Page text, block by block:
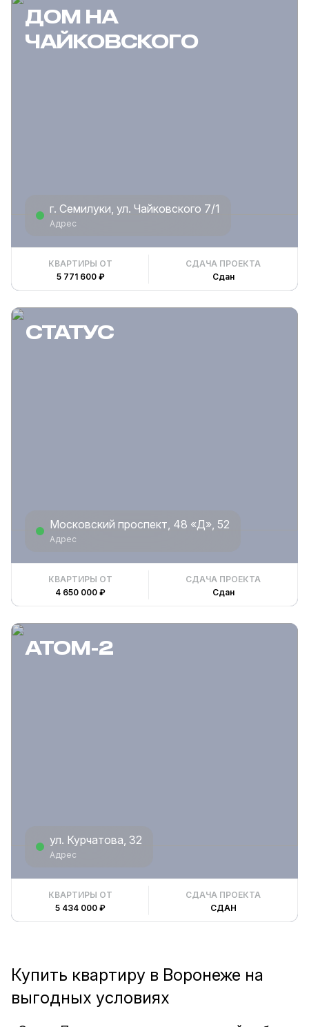
ДОМ НА
ЧАЙКОВСКОГО
г. Семилуки, ул. Чайковского 7/1
Адрес
КВАРТИРЫ ОТ
5 771 600 ₽
СДАЧА ПРОЕКТА
Сдан
СТАТУС
Московский проспект, 48 «Д», 52
Адрес
КВАРТИРЫ ОТ
4 650 000 ₽
СДАЧА ПРОЕКТА
Сдан
АТОМ-2
ул. Курчатова, 32
Адрес
КВАРТИРЫ ОТ
5 434 000 ₽
СДАЧА ПРОЕКТА
СДАН
Купить квартиру в Воронеже на
выгодных условиях